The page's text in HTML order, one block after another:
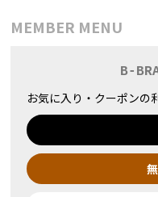
MEMBER MENU
B-
お気に入り・クーポンの